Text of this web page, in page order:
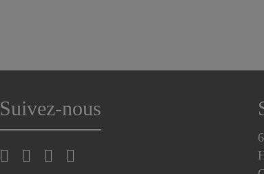
Suivez-nous